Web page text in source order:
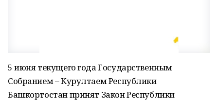
5 июня текущего года Государственным
Собранием – Курултаем Республики
Башкортостан принят Закон Республики